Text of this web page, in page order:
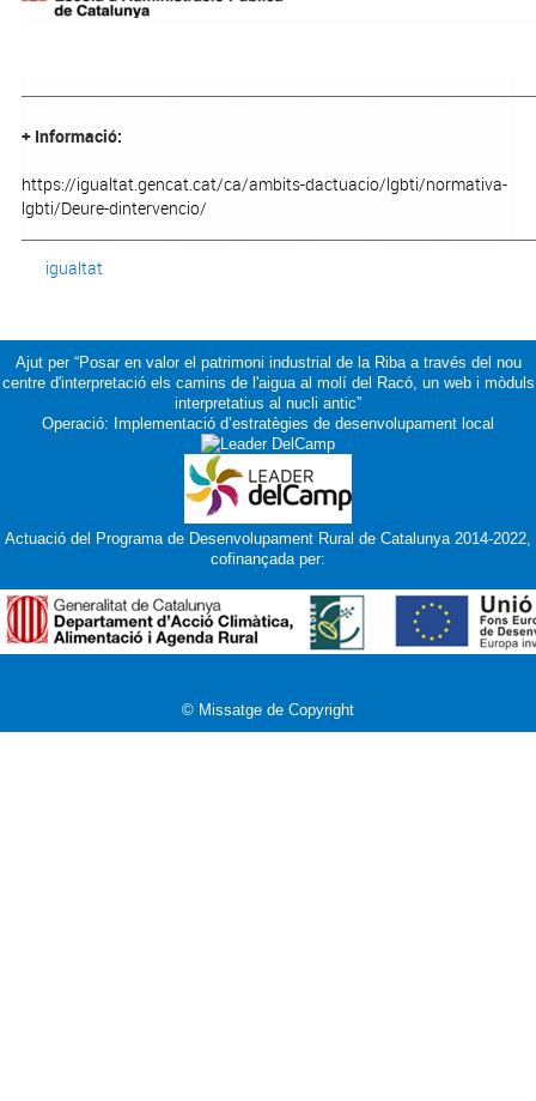
+ Informació:
https://igualtat.gencat.cat/ca/ambits-dactuacio/lgbti/normativa-
lgbti/Deure-dintervencio/
igualtat
Ajut per “Posar en valor el patrimoni industrial de la Riba a través del nou
centre d'interpretació els camins de l'aigua al molí del Racó, un web i mòduls
interpretatius al nucli antic”
Operació: Implementació d’estratègies de desenvolupament local
Actuació del Programa de Desenvolupament Rural de Catalunya 2014-2022,
cofinançada per:
© Missatge de Copyright